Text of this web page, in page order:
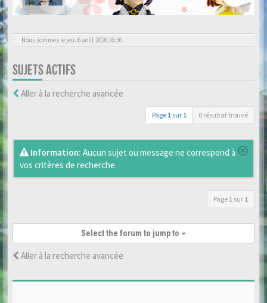
Nous sommes le jeu. 6 août 2026 16:36
SUJETS ACTIFS
Aller à la recherche avancée
Page 1 sur 1 0 résultat trouvé
Information: Aucun sujet ou message ne correspond à
vos critères de recherche.
Page 1 sur 1
Select the forum to jump to
Aller à la recherche avancée